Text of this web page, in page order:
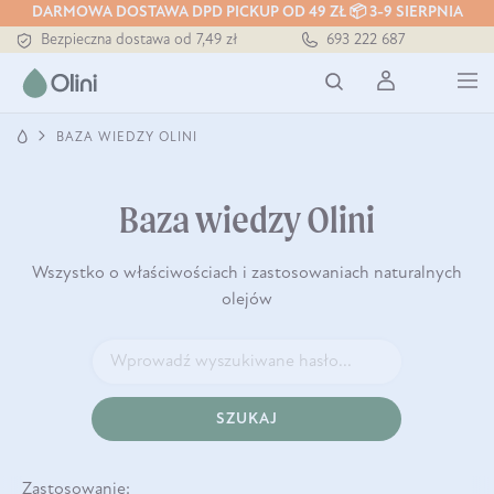
DARMOWA DOSTAWA DPD PICKUP OD 49 ZŁ 📦 3-9 SIERPNIA
Bezpieczna dostawa od 7,49 zł
Darmowa dostawa od 199 zł
693 222 687
BAZA WIEDZY OLINI
Baza wiedzy Olini
Wszystko o właściwościach i zastosowaniach naturalnych
olejów
SZUKAJ
Zastosowanie: